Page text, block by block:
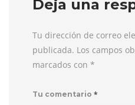
Deja una
Tu dirección de correo
publicada. Los campos
marcados con *
Tu comentario *